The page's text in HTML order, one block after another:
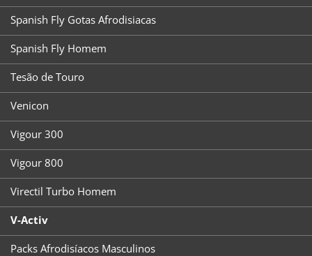
Spanish Fly Gotas Afrodisiacas
Spanish Fly Homem
Tesão de Touro
Venicon
Vigour 300
Vigour 800
Virectil Turbo Homem
V-Activ
Packs Afrodisíacos Masculinos